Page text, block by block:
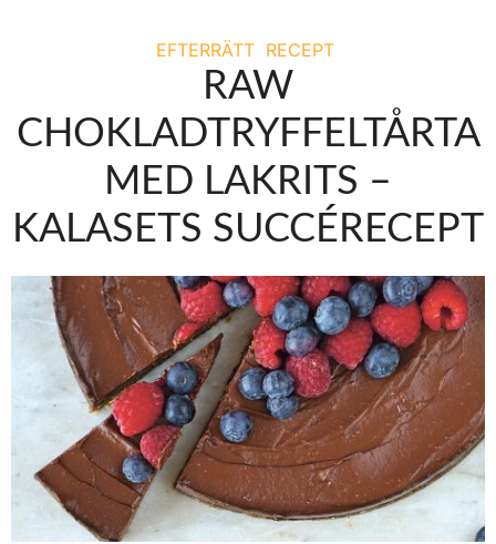
EFTERRÄTT RECEPT
RAW
CHOKLADTRYFFELTÅRTA
MED LAKRITS –
KALASETS SUCCÉRECEPT